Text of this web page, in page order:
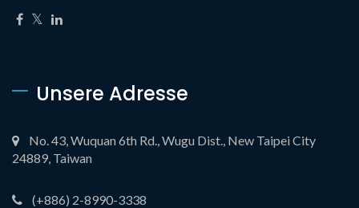
Unsere Adresse
No. 43, Wuquan 6th Rd., Wugu Dist., New Taipei City
24889, Taiwan
(+886) 2-8990-3338